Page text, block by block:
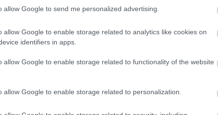
allow Google to send me personalized advertising.
allow Google to enable storage related to analytics like cookies on
identifiers in apps.
allow Google to enable storage related to functionality of the website
allow Google to enable storage related to personalization.